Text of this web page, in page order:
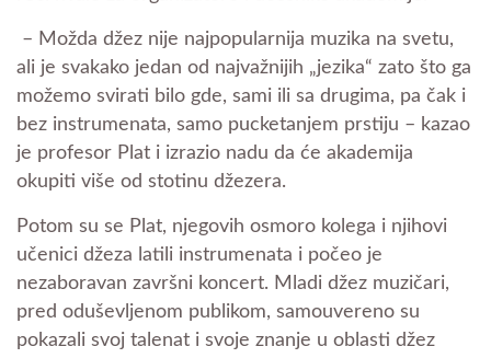
– Možda džez nije najpopularnija muzika na svetu,
ali je svakako jedan od najvažnijih „jezika“ zato što ga
možemo svirati bilo gde, sami ili sa drugima, pa čak i
bez instrumenata, samo pucketanjem prstiju – kazao
je profesor Plat i izrazio nadu da će akademija
okupiti više od stotinu džezera.
Potom su se Plat, njegovih osmoro kolega i njihovi
učenici džeza latili instrumenata i počeo je
nezaboravan završni koncert. Mladi džez muzičari,
pred oduševljenom publikom, samouvereno su
pokazali svoj talenat i svoje znanje u oblasti džez